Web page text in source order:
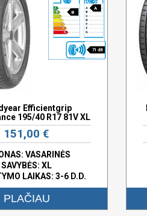
B
A
71 dB
Efficientgrip
195/40 R17 81V XL
151,00 €
VASARINĖS
SAVYBĖS: XL
LAIKAS: 3-6 D.D.
PLAČIAU